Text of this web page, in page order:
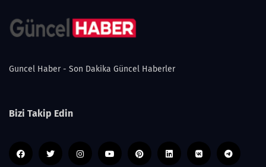
Guncel Haber - Son Dakika Güncel Haberler
Bizi Takip Edin